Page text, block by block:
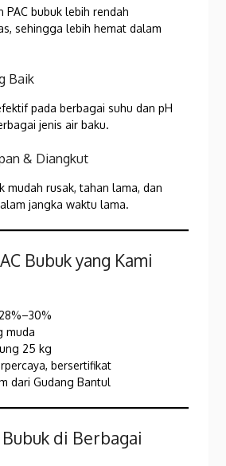
PAC bubuk lebih rendah
sehingga lebih hemat dalam
Baik
pada berbagai suhu dan pH
jenis air baku.
& Diangkut
mudah rusak, tahan lama, dan
jangka waktu lama.
Bubuk yang Kami
28%–30%
muda
25 kg
bersertifikat
dari Gudang Bantul
Bubuk di Berbagai